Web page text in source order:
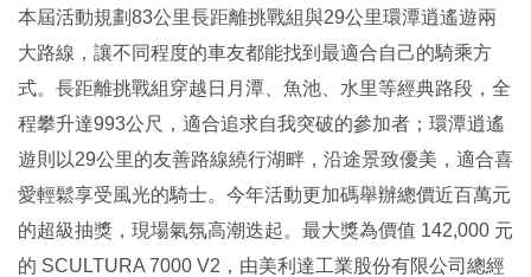
本屆活動規劃83公里長距離挑戰組與29公里環潭逍遙遊兩
大路線，讓不同程度的車友都能找到最適合自己的騎乘方
式。長距離挑戰組穿越日月潭、魚池、水里等經典路段，全
程攀升達993公尺，適合追求自我突破的參加者；環潭逍遙
遊則以29公里的友善路線繞行湖畔，沿途景致優美，適合喜
愛輕鬆享受風光的騎士。今年活動更加碼舉辦總價近百萬元
的超級抽獎，現場氣氛高潮迭起。最大獎為價值 142,000 元
的 SCULTURA 7000 V2，由美利達工業股份有限公司總經